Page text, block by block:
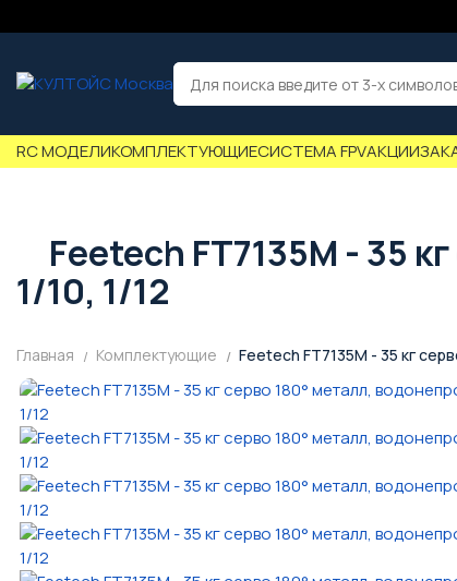
RC МОДЕЛИКОМПЛЕКТУЮЩИЕСИСТЕМА FPVАКЦИИ
Feetech FT7135M - 35
1/10, 1/12
Главная Комплектующие Feetech FT7135M - 35 кг